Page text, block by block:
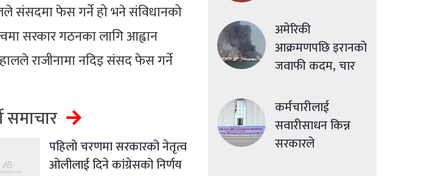
संसदमा फेस गर्ने हो भने संविधानको
सरकार गठनका लागि आह्वान
राजीनामा नदिइ संसद फेस गर्ने
समाचार
पहिलो चरणमा सरकारको नेतृत्व
ओलीलाई दिने कांग्रेसको निर्णय
अमेरिकी
आक्रमणपछि इरानको
जवाफी कदम, चार
कर्मचारीलाई
सवारीसाधन किन्न
सरकारले